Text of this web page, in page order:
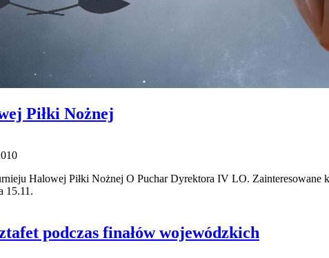
Piłki Nożnej
Halowej Piłki Nożnej O Puchar Dyrektora IV LO. Zainteresowane
15.11.
podczas finałów wojewódzkich